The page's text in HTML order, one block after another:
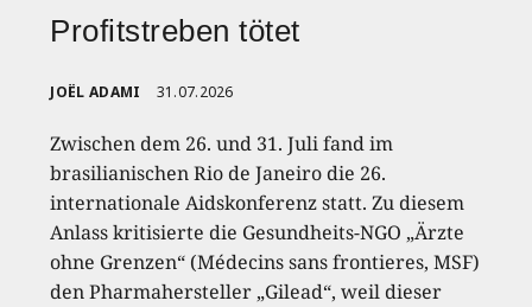
Profitstreben tötet
JOËL ADAMI 31.07.2026
Zwischen dem 26. und 31. Juli fand im
brasilianischen Rio de Janeiro die 26.
internationale Aidskonferenz statt. Zu diesem
Anlass kritisierte die Gesundheits-NGO „Ärzte
ohne Grenzen“ (Médecins sans frontieres, MSF)
den Pharmahersteller „Gilead“, weil dieser